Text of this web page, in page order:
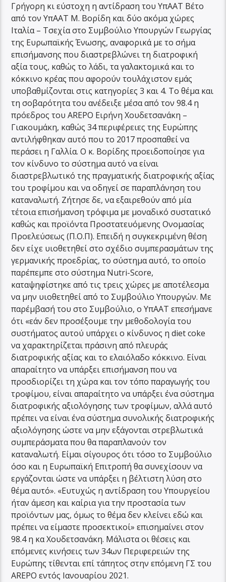
Γρήγορη κι εύστοχη η αντίδραση του ΥπΑΑΤ Βέτο
από τον ΥπΑΑΤ Μ. Βορίδη και δύο ακόμα χώρες
Ιταλία – Τσεχία στο Συμβούλιο Υπουργών Γεωργίας
της Ευρωπαϊκής Ένωσης, αναφορικά με το σήμα
επισήμανσης που διαστρεβλώνει τη διατροφική
αξία τους, καθώς το λάδι, τα γαλακτομικά και το
κόκκινο κρέας που αφορούν τουλάχιστον εμάς
υποβαθμίζονται στις κατηγορίες 3 και 4. Το θέμα και
τη σοβαρότητα του ανέδειξε μέσα από τον 98.4 η
πρόεδρος του AREPO Ειρήνη Χουδετσανάκη –
Γιακουμάκη, καθώς 34 περιφέρειες της Ευρώπης
αντιλήφθηκαν αυτό που το 2017 προσπαθεί να
περάσει η Γαλλία. Ο κ. Βορίδης προειδοποίησε για
τον κίνδυνο το σύστημα αυτό να είναι
διαστρεβλωτικό της πραγματικής διατροφικής αξίας
του τροφίμου και να οδηγεί σε παραπλάνηση του
καταναλωτή. Ζήτησε δε, να εξαιρεθούν από μία
τέτοια επισήμανση τρόφιμα με μοναδικό συστατικό
καθώς και προϊόντα Προστατευόμενης Ονομασίας
Προελεύσεως (Π.Ο.Π). Επειδή η συγκεκριμένη θέση
δεν είχε υιοθετηθεί στο σχέδιο συμπερασμάτων της
γερμανικής προεδρίας, το σύστημα αυτό, το οποίο
παρέπεμπε στο σύστημα Nutri-Score,
καταψηφίστηκε από τις τρεις χώρες με αποτέλεσμα
να μην υιοθετηθεί από το Συμβούλιο Υπουργών. Με
παρέμβασή του στο Συμβούλιο, ο ΥπΑΑΤ επεσήμανε
ότι «εάν δεν προσέξουμε την μεθοδολογία του
συστήματος αυτού υπάρχει ο κίνδυνος η diet coke
να χαρακτηρίζεται πράσινη από πλευράς
διατροφικής αξίας και το ελαιόλαδο κόκκινο. Είναι
απαραίτητο να υπάρξει επισήμανση που να
προσδιορίζει τη χώρα και τον τόπο παραγωγής του
τροφίμου, είναι απαραίτητο να υπάρξει ένα σύστημα
διατροφικής αξιολόγησης των τροφίμων, αλλά αυτό
πρέπει να είναι ένα σύστημα συνολικής διατροφικής
αξιολόγησης ώστε να μην εξάγονται στρεβλωτικά
συμπεράσματα που θα παραπλανούν τον
καταναλωτή. Είμαι σίγουρος ότι τόσο το Συμβούλιο
όσο και η Ευρωπαϊκή Επιτροπή θα συνεχίσουν να
εργάζονται ώστε να υπάρξει η βέλτιστη λύση στο
θέμα αυτό». «Ευτυχώς η αντίδραση του Υπουργείου
ήταν άμεση και καίρια για την προστασία των
προϊόντων μας, όμως το θέμα δεν κλείνει εδώ και
πρέπει να είμαστε προσεκτικοί» επισημαίνει στον
98.4 η κα Χουδετσανάκη. Μάλιστα οι θέσεις και
επόμενες κινήσεις των 34ων Περιφερειών της
Ευρώπης τίθενται επί τάπητος στην επόμενη ΓΣ του
AREPO εντός Ιανουαρίου 2021.